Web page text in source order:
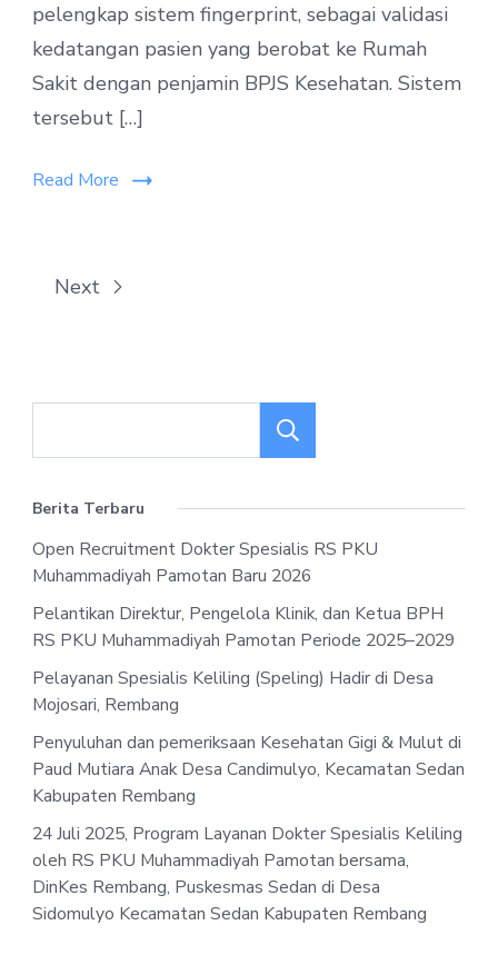
pelengkap sistem fingerprint, sebagai validasi
kedatangan pasien yang berobat ke Rumah
Sakit dengan penjamin BPJS Kesehatan. Sistem
tersebut […]
Read More
Next
Berita Terbaru
Open Recruitment Dokter Spesialis RS PKU
Muhammadiyah Pamotan Baru 2026
Pelantikan Direktur, Pengelola Klinik, dan Ketua BPH
RS PKU Muhammadiyah Pamotan Periode 2025–2029
Pelayanan Spesialis Keliling (Speling) Hadir di Desa
Mojosari, Rembang
Penyuluhan dan pemeriksaan Kesehatan Gigi & Mulut di
Paud Mutiara Anak Desa Candimulyo, Kecamatan Sedan
Kabupaten Rembang
24 Juli 2025, Program Layanan Dokter Spesialis Keliling
oleh RS PKU Muhammadiyah Pamotan bersama,
DinKes Rembang, Puskesmas Sedan di Desa
Sidomulyo Kecamatan Sedan Kabupaten Rembang